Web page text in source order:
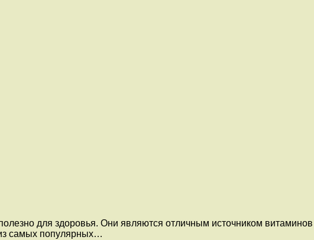
для здоровья. Они являются отличным источником
самых популярных…